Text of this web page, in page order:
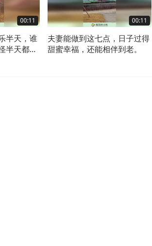
00:11
半天，谁
半天都不
00:11
夫妻能做到这七点，日子过得
甜蜜幸福，还能相伴到老。